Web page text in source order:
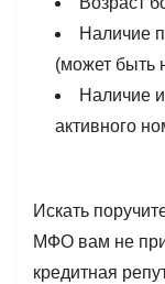
Наличие
(может быть
Наличие
активного
Искать
МФО вам не
кредитная